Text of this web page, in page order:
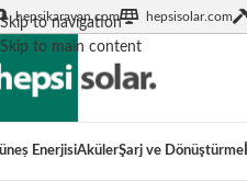
Skip to navigation
Skip to main content
hepsikaravan.com hepsisolar.com
EnerjisiAkülerŞarj ve Dönüştürme